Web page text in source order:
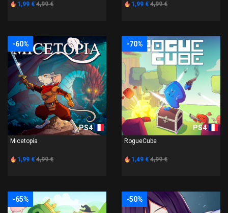
1,99 € 4,99 € 1,99 € 4,99 €
-60%
PS4
Micetopia
1,99 € 4,99 €
-70%
PS4
RogueCube
1,49 € 4,99 €
-65% -50%